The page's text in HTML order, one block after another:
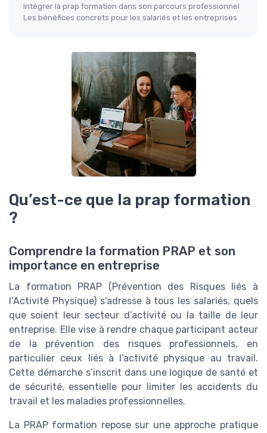
Intégrer la prap formation dans son parcours professionnel
Les bénéfices concrets pour les salariés et les entreprises
Qu’est-ce que la prap formation
?
Comprendre la formation PRAP et son
importance en entreprise
La formation PRAP (Prévention des Risques liés à
l’Activité Physique) s’adresse à tous les salariés, quels
que soient leur secteur d’activité ou la taille de leur
entreprise. Elle vise à rendre chaque participant acteur
de la prévention des risques professionnels, en
particulier ceux liés à l’activité physique au travail.
Cette démarche s’inscrit dans une logique de santé et
de sécurité, essentielle pour limiter les accidents du
travail et les maladies professionnelles.
La PRAP formation repose sur une approche pratique